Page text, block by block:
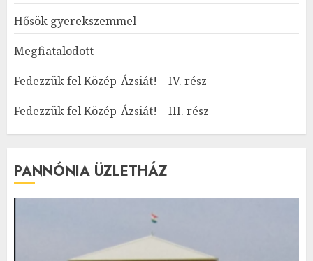
Hősök gyerekszemmel
Megfiatalodott
Fedezzük fel Közép-Ázsiát! – IV. rész
Fedezzük fel Közép-Ázsiát! – III. rész
PANNÓNIA ÜZLETHÁZ